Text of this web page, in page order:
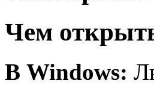
Чем
В Windows: